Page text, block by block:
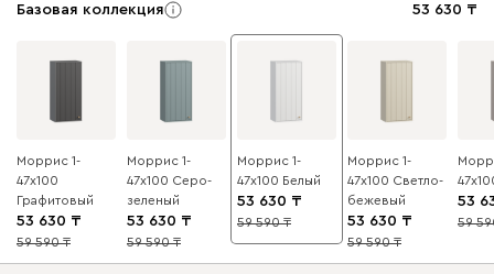
Базовая коллекция 53 630
Моррис 1-
47x100
Графитовый
53 630
10
59 590
Моррис 1-
47x100 Серо-
зеленый
53 630
10
59 590
Моррис 1-
47x100 Белый
53 630
10
59 590
Моррис 1-
47x100 Светло-
бежевый
53 630
10
59 590
53
10
59